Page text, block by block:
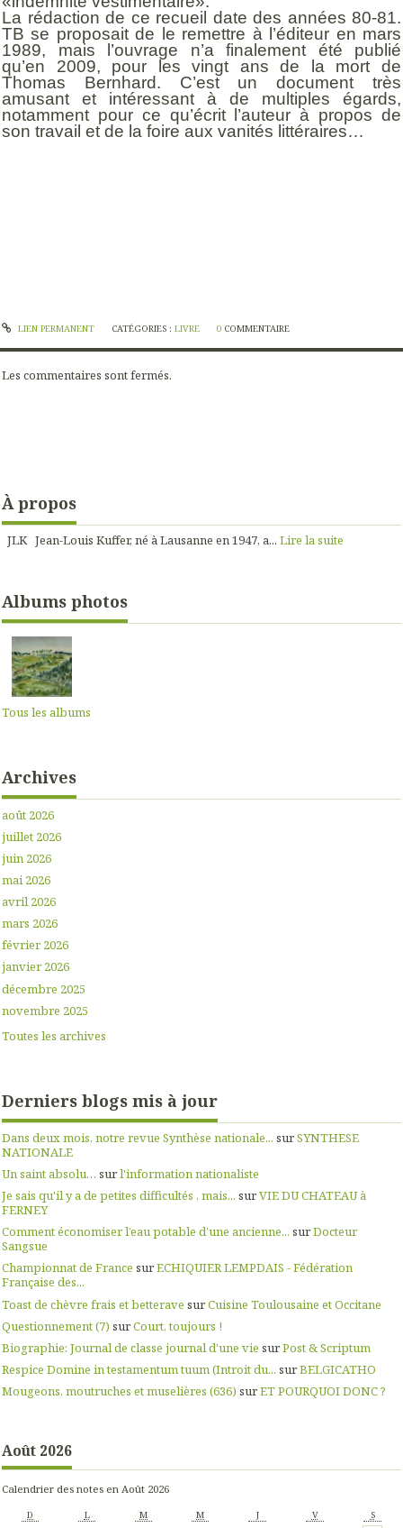
La rédaction de ce recueil date des années 80-81.
TB se proposait de le remettre à l’éditeur en mars
1989, mais l’ouvrage n’a finalement été publié
qu’en 2009, pour les vingt ans de la mort de
Thomas Bernhard. C’est un document très
amusant et intéressant à de multiples égards,
notamment pour ce qu’écrit l’auteur à propos de
son travail et de la foire aux vanités littéraires…
LIEN PERMANENT CATÉGORIES : LIVRE 0 COMMENTAIRE
Les commentaires sont fermés.
À propos
JLK Jean-Louis Kuffer, né à Lausanne en 1947, a... Lire la suite
Albums photos
Tous les albums
Archives
août 2026
juillet 2026
juin 2026
mai 2026
avril 2026
mars 2026
février 2026
janvier 2026
décembre 2025
novembre 2025
Toutes les archives
Derniers blogs mis à jour
Dans deux mois, notre revue Synthèse nationale... surSYNTHESE
NATIONALE
Un saint absolu… surl'information nationaliste
Je sais qu'il y a de petites difficultés , mais... surVIE DU CHATEAU à
FERNEY
Comment économiser l’eau potable d’une ancienne... surDocteur
Sangsue
Championnat de France surECHIQUIER LEMPDAIS - Fédération
Française des...
Toast de chèvre frais et betterave surCuisine Toulousaine et Occitane
Questionnement (7) surCourt, toujours !
Biographie: Journal de classe journal d'une vie surPost & Scriptum
Respice Domine in testamentum tuum (Introit du... surBELGICATHO
Mougeons, moutruches et muselières (636) surET POURQUOI DONC ?
Août 2026
Calendrier des notes en Août 2026
D L M M J V S